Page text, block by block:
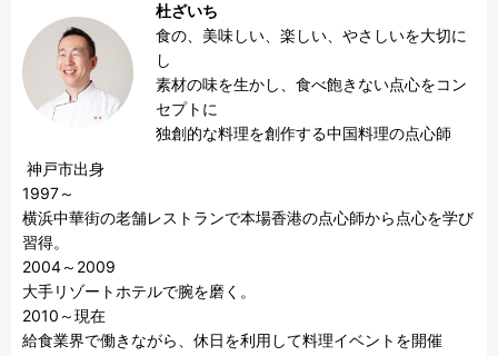
杜ざいち
食の、美味しい、楽しい、やさしいを大切に
し
素材の味を生かし、食べ飽きない点心をコン
セプトに
独創的な料理を創作する中国料理の点心師
1997～
横浜中華街の老舗レストランで本場香港の点心師から点心を学び
習得。
2004～2009
大手リゾートホテルで腕を磨く。
2010～現在
給食業界で働きながら、休日を利用して料理イベントを開催